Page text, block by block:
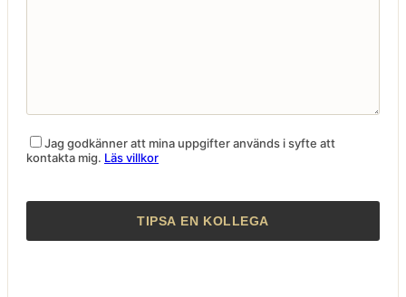
Jag godkänner att mina uppgifter används i syfte att
kontakta mig. Läs villkor